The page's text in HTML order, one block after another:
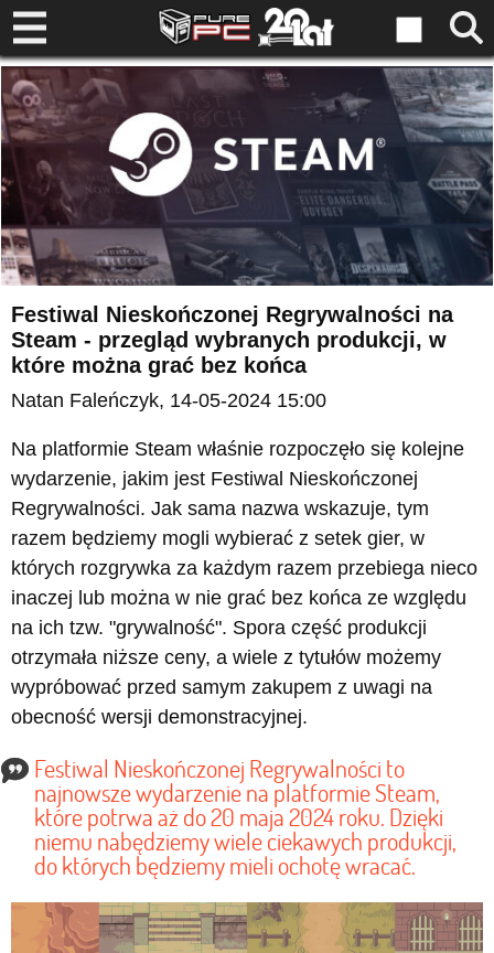
Festiwal Nieskończonej Regrywalności na
Steam - przegląd wybranych produkcji, w
które można grać bez końca
Natan Faleńczyk, 14-05-2024 15:00
Na platformie Steam właśnie rozpoczęło się kolejne
wydarzenie, jakim jest Festiwal Nieskończonej
Regrywalności. Jak sama nazwa wskazuje, tym
razem będziemy mogli wybierać z setek gier, w
których rozgrywka za każdym razem przebiega nieco
inaczej lub można w nie grać bez końca ze względu
na ich tzw. "grywalność". Spora część produkcji
otrzymała niższe ceny, a wiele z tytułów możemy
wypróbować przed samym zakupem z uwagi na
obecność wersji demonstracyjnej.
Festiwal Nieskończonej Regrywalności to
najnowsze wydarzenie na platformie Steam,
które potrwa aż do 20 maja 2024 roku. Dzięki
niemu nabędziemy wiele ciekawych produkcji,
do których będziemy mieli ochotę wracać.